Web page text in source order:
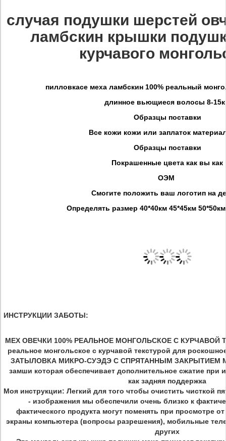
случая подушки шерстей
ламбскин крышки
курчавого
пилловкасе меха ламбскин 100% реальный
длинное вьющиеся волосы 8-
Образцы поставки
Все кожи кожи или заплаток
Образцы поставки
Покрашенные цвета как вы как
ОЭМ
Смогите положить ваш логотип на
Определять размер 40*40км 45*45км 50*50км
ИНСТРУКЦИИ ЗАБОТЫ:
МЕХ ОВЕЧКИ 100% РЕАЛЬНОЕ МОНГОЛЬСКОЕ С КУРЧАВОЙ
реальное монгольское с курчавой текстурой для
ЗАТЫЛОВКА МИКРО-СУЭДЭ С СПРЯТАННЫМ ЗАКРЫТИЕМ
замши которая обеспечивает дополнительное сжатие при
как задняя поддержка
Моя инструкции: Легкий для того чтобы очистить чисткой
- изображения мы обеспечили очень близко к
фактического продукта могут поменять при просмотре
экраны компьютера (вопросы разрешения), мобильные
других